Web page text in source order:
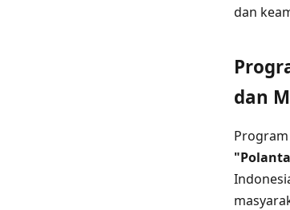
dan
dan